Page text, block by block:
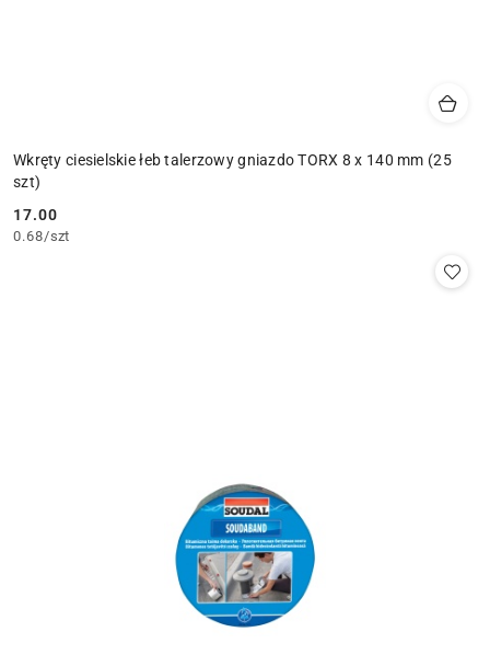
Wkręty ciesielskie łeb talerzowy gniazdo TORX 8 x 140 mm (25
szt)
Cena:
17.00
0.68/szt